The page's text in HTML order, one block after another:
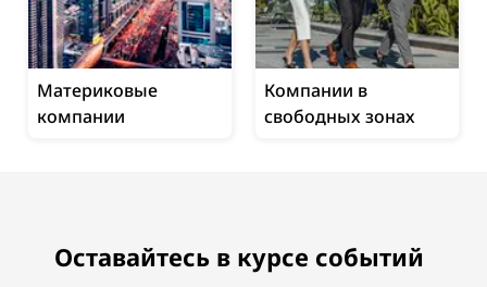
Материковые
компании
Компании в
свободных зонах
Оставайтесь в курсе событий